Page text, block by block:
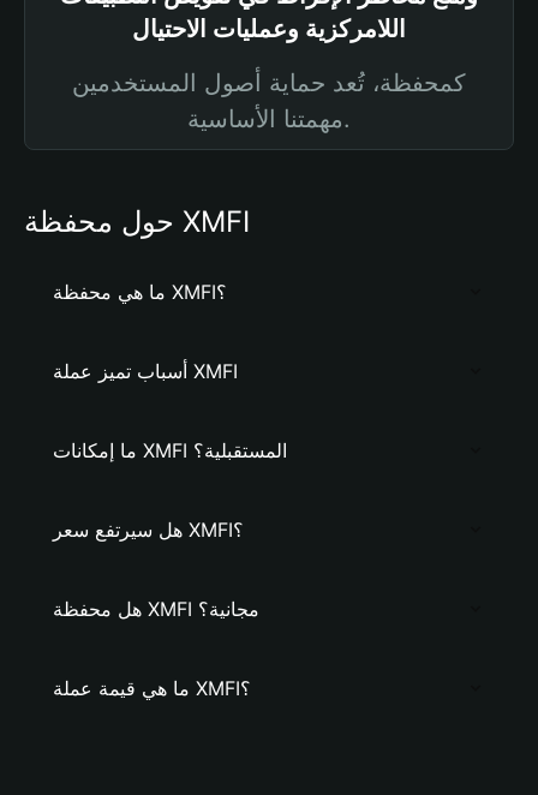
اللامركزية وعمليات الاحتيال
كمحفظة، تُعد حماية أصول المستخدمين
مهمتنا الأساسية.
حول محفظة XMFI
ما هي محفظة XMFI؟
أسباب تميز عملة XMFI
ما إمكانات XMFI المستقبلية؟
هل سيرتفع سعر XMFI؟
هل محفظة XMFI مجانية؟
ما هي قيمة عملة XMFI؟